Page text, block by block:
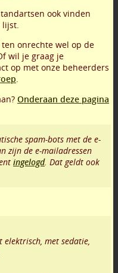
ook vinden
lijst.
onrechte wel op de
wil je graag je
op met onze beheerders
.
Onderaan deze pagina
spam-bots met de e-
zijn de e-mailadressen
ingelogd. Dat geldt ook
met sedatie,